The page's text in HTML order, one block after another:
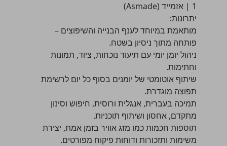
1 | אזמייד (Asmade)
יתרונות:
מותאמת במיוחד לענף הבנייה והשיפוצים –
פותחה מתוך ניסיון בשטח.
ניהול יומן יומי עם תיעוד נוכחות, ציוד, תמונות
וחתימות.
שיתוף אוטומטי של יומנים בסוף כל יום לרשימת
תפוצה מוגדרת.
תמיכה בעברית, אנגלית ורוסית, חיפוש וסינון
מתקדם, אחסון ושיתוף תוכניות.
תוספות חכמות כמו מזג אוויר בזמן אמת, יצירת
משימות ותזכורות ודוחות פיקוח מפורטים.